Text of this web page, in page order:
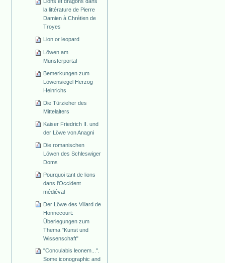
la littérature de Pierre
Damien à Chrétien de
Troyes
Lion or leopard
Löwen am
Münsterportal
Bemerkungen zum
Löwensiegel Herzog
Heinrichs
Die Türzieher des
Mittelalters
Kaiser Friedrich II. und
der Löwe von Anagni
Die romanischen
Löwen des Schleswiger
Doms
Pourquoi tant de lions
dans l'Occident
médiéval
Der Löwe des Villard de
Honnecourt:
Überlegungen zum
Thema "Kunst und
Wissenschaft"
"Conculabis leonem...".
Some iconographic and